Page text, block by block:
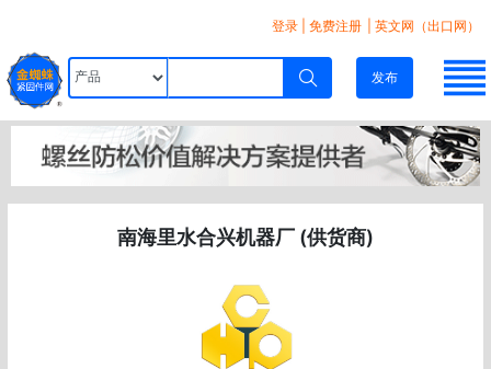
登录 免费注册 | 英文网（出口网）
发布
南海里水合兴机器厂 (供货商)